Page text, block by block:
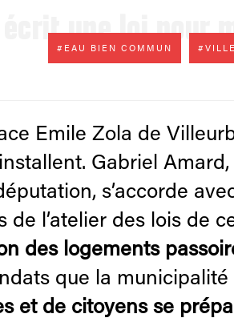
#EAU BIEN COMMUN
écrit une loi pour
Emile Zola de
Gabriel
s’accorde
de l’atelier des lois de
des logements
que la municipalité
et de citoyens se